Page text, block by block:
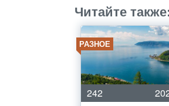
Читайте
РАЗНОЕ
242